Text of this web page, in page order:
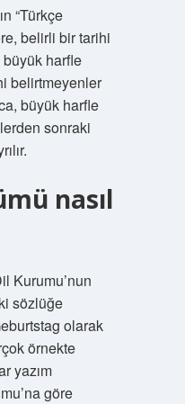
“Türkçe
belirli bir tarihi
harfle
belirtmeyenler
büyük harfle
sonraki
nasıl
Kurumu’nun
sözlüğe
olarak
örnekte
yazım
göre